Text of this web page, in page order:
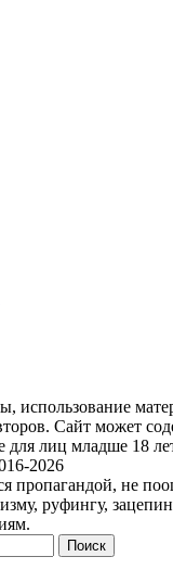
использование
Сайт может
для лиц младше 18
2026
пропагандой, не
руфингу,
Поиск